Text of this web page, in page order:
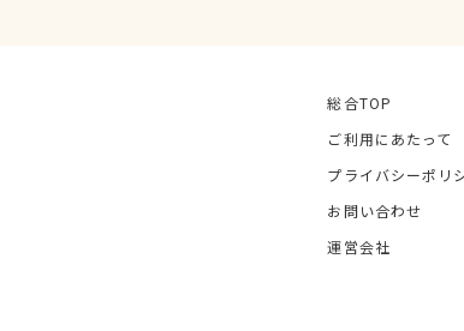
総合TOP
ご利用にあたって
プライバシーポリ
お問い合わせ
運営会社